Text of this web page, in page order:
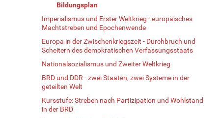
Bildungsplan
Imperialismus und Erster Weltkrieg - europäisches
Machtstreben und Epochenwende
Europa in der Zwischenkriegszeit - Durchbruch und
Scheitern des demokratischen Verfassungsstaats
Nationalsozialismus und Zweiter Weltkrieg
BRD und DDR - zwei Staaten, zwei Systeme in der
geteilten Welt
Kursstufe: Streben nach Partizipation und Wohlstand
in der BRD